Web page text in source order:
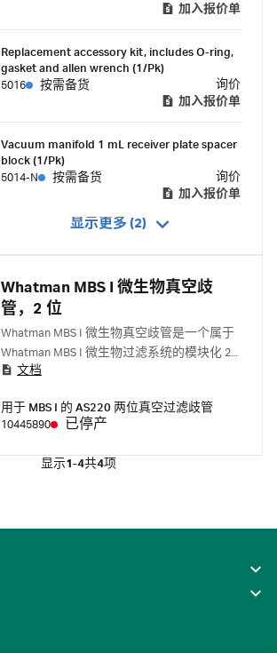
加入报价单
Replacement accessory kit, includes O-ring,
gasket and allen wrench (1/Pk)
5016
按需备货
询价
加入报价单
Vacuum manifold 1 mL receiver plate spacer
block (1/Pk)
5014-N
按需备货
询价
加入报价单
显示更多 (2)
Whatman MBS I 微生物真空歧
管，2 位
Whatman MBS I 微生物真空歧管是一个属于
Whatman MBS I 微生物过滤系统的模块化 2
位歧管段，通过膜过滤（MF）技术简化微生
文档
用于 MBS I 的 AS220 两位真空过滤歧管
10445890
已停产
显示1-4共4项